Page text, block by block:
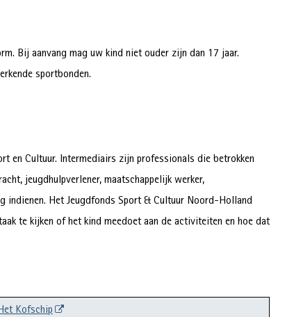
Bij aanvang mag uw kind niet ouder zijn dan 17 jaar.
sportbonden.
en Cultuur. Intermediairs zijn professionals die betrokken
jeugdhulpverlener, maatschappelijk werker,
indienen. Het Jeugdfonds Sport & Cultuur Noord-Holland
te kijken of het kind meedoet aan de activiteiten en hoe dat
Kofschip